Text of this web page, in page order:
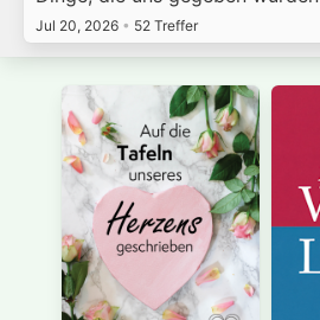
Jul 20, 2026 • 52 Treffer